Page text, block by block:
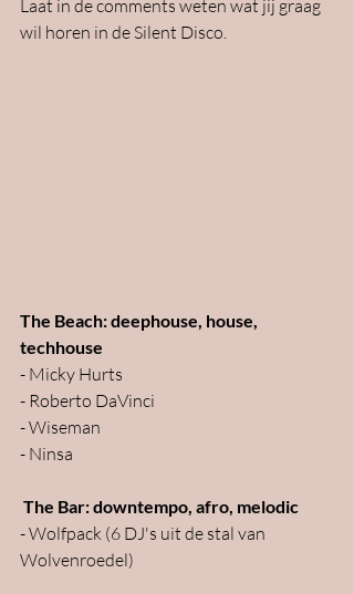
Laat in de comments weten wat jij graag
wil horen in de Silent Disco.
The Beach: deephouse, house,
techhouse
- Micky Hurts
- Roberto DaVinci
- Wiseman
- Ninsa
The Bar: downtempo, afro, melodic
- Wolfpack (6 DJ's uit de stal van
Wolvenroedel)